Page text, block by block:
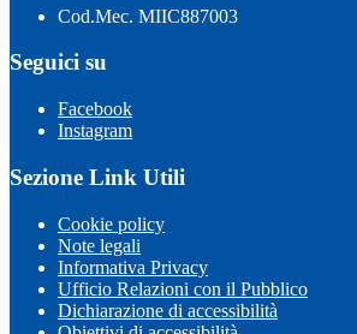
Cod.Mec. MIIC887003
Seguici su
Facebook
Instagram
Sezione Link Utili
Cookie policy
Note legali
Informativa Privacy
Ufficio Relazioni con il Pubblico
Dichiarazione di accessibilità